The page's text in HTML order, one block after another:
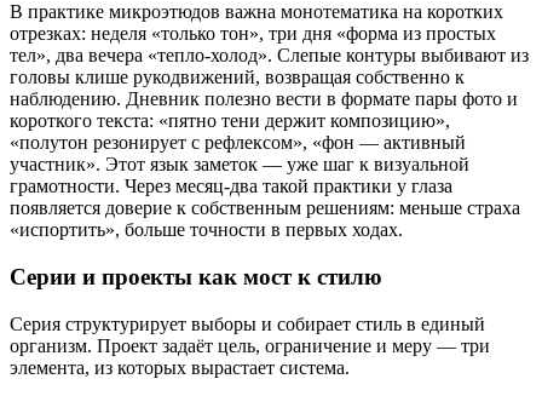
В практике микроэтюдов важна монотематика на коротких
отрезках: неделя «только тон», три дня «форма из простых
тел», два вечера «тепло-холод». Слепые контуры выбивают из
головы клише рукодвижений, возвращая собственно к
наблюдению. Дневник полезно вести в формате пары фото и
короткого текста: «пятно тени держит композицию»,
«полутон резонирует с рефлексом», «фон — активный
участник». Этот язык заметок — уже шаг к визуальной
грамотности. Через месяц-два такой практики у глаза
появляется доверие к собственным решениям: меньше страха
«испортить», больше точности в первых ходах.
Серии и проекты как мост к стилю
Серия структурирует выборы и собирает стиль в единый
организм. Проект задаёт цель, ограничение и меру — три
элемента, из которых вырастает система.